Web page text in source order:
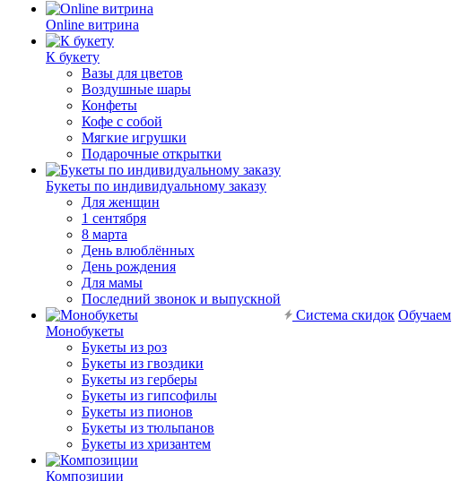
Online витрина
К букету
Вазы для цветов
Воздушные шары
Конфеты
Кофе с собой
Мягкие игрушки
Подарочные открытки
Букеты по индивидуальному заказу
Для женщин
1 сентября
8 марта
День влюблённых
День рождения
Для мамы
Последний звонок и выпускной
Монобукеты
Букеты из роз
Букеты из гвоздики
Букеты из герберы
Букеты из гипсофилы
Букеты из пионов
Букеты из тюльпанов
Букеты из хризантем
Композиции
Система скидок Обучаем